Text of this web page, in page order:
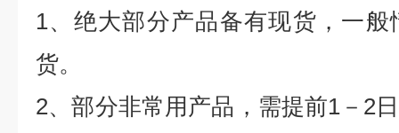
1、绝大部分产品备有现货，一
货。
2、部分非常用产品，需提前1 － 2